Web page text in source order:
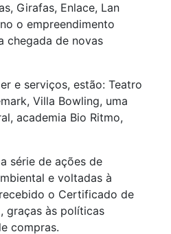
Girafas, Enlace, Lan
o empreendimento
chegada de novas
e serviços, estão: Teatro
Villa Bowling, uma
academia Bio Ritmo,
série de ações de
e voltadas à
o Certificado de
graças às políticas
compras.